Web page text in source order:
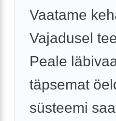
Vaatame
Vajadusel
Peale
täpsemat
süsteemi